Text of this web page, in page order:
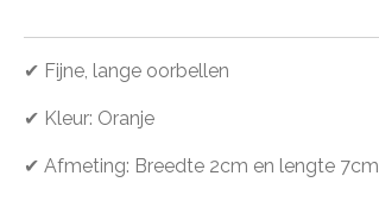
✔ Fijne, lange oorbellen
✔ Kleur: Oranje
✔ Afmeting: Breedte 2cm en lengte 7cm